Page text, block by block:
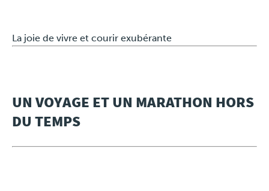
Travel
Over ons
Jobs
La joie de vivre et courir exubérante
UN VOYAGE ET UN MARATHON HORS
DU TEMPS